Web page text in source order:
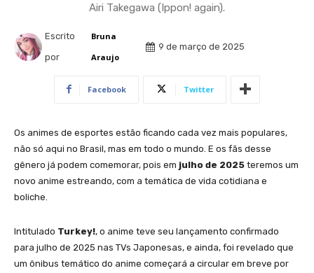
Airi Takegawa (Ippon! again).
Escrito
por
Bruna
Araujo
9 de março de 2025
Facebook Twitter
Os animes de esportes estão ficando cada vez mais populares,
não só aqui no Brasil, mas em todo o mundo. E os fãs desse
gênero já podem comemorar, pois em julho de 2025 teremos um
novo anime estreando, com a temática de vida cotidiana e
boliche.
Intitulado Turkey!, o anime teve seu lançamento confirmado
para julho de 2025 nas TVs Japonesas, e ainda, foi revelado que
um ônibus temático do anime começará a circular em breve por